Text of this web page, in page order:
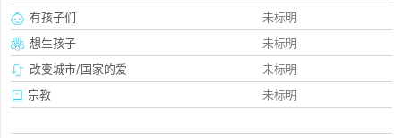
有孩子们
未标明
想生孩子
未标明
改变城市/国家的爱
未标明
宗教
未标明